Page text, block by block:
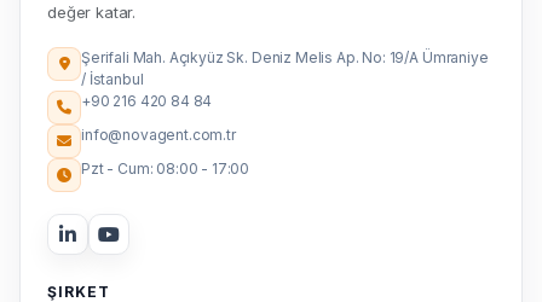
değer katar.
Şerifali Mah. Açıkyüz Sk. Deniz Melis Ap. No: 19/A Ümraniye
/ İstanbul
+90 216 420 84 84
info@novagent.com.tr
Pzt - Cum: 08:00 - 17:00
ŞIRKET